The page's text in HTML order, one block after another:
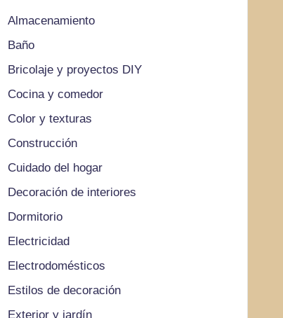
Almacenamiento
Baño
Bricolaje y proyectos DIY
Cocina y comedor
Color y texturas
Construcción
Cuidado del hogar
Decoración de interiores
Dormitorio
Electricidad
Electrodomésticos
Estilos de decoración
Exterior y jardín